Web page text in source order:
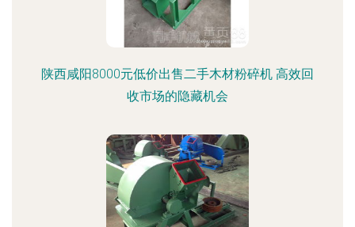
陕西咸阳8000元低价出售二手木材粉碎机 高效回
收市场的隐藏机会